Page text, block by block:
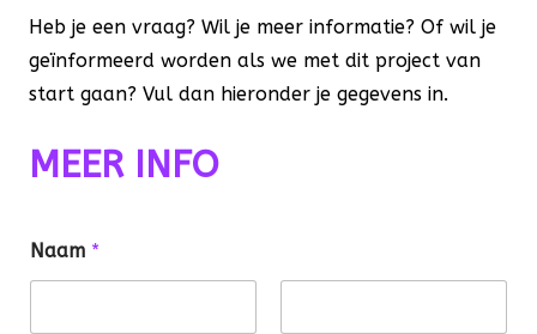
Heb je een vraag? Wil je meer informatie? Of wil je
geïnformeerd worden als we met dit project van
start gaan? Vul dan hieronder je gegevens in.
MEER INFO
Naam *